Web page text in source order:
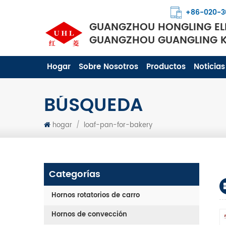
+86-020-
GUANGZHOU HONGLING
GUANGZHOU GUANGLING
Hogar Sobre Nosotros Productos Noticias
BÚSQUEDA
hogar / loaf-pan-for-bakery
Categorías
Hornos rotatorios de carro
Hornos de convección